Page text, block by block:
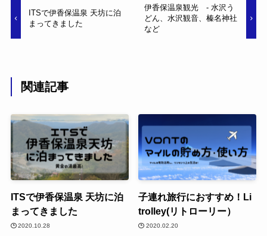
ITSで伊香保温泉 天坊に泊
まってきました
伊香保温泉観光 - 水沢う
どん、水沢観音、榛名神社
など
関連記事
ITSで伊香保温泉 天坊に泊
まってきました
2020.10.28
子連れ旅行におすすめ！Li
trolley(リトローリー）
2020.02.20